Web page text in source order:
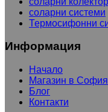
соларни системи
Термосифонни
Информация
Начало
Магазин в София
Блог
Контакти